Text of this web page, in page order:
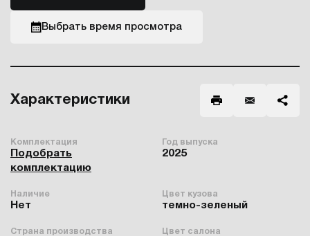
Выбрать время просмотра
Характеристики
Комплектация
Подобрать
комплектацию
Год выпуска
2025
Наличие
Нет
Цвет кузова
темно-зеленый
Страна производства Цвет салона